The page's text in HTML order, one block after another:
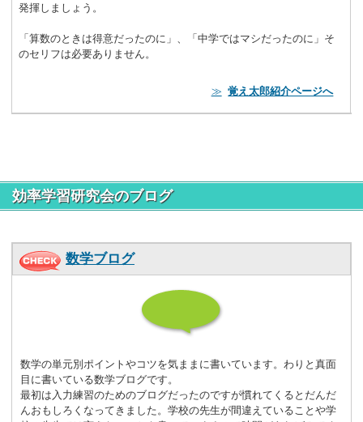
発揮しましょう。
「算数のときは得意だったのに」、「中学ではマシだったのに」そ
のセリフは必要ありません。
≫ 覚え太郎紹介ページへ
効率学習研究会のブログ
数学ブログ
数学の単元別ポイントやコツを気ままに書いています。わりと真面
目に書いている数学ブログです。
最初は入力練習のためのブログだったのですが慣れてくるとだんだ
んおもしろくなってきました。学校の先生が間違えていることや学